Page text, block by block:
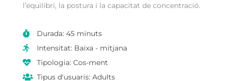
l’equilibri, la postura i la capacitat de concentració.
 Durada: 45 minuts
 Intensitat: Baixa - mitjana
 Tipologia: Cos-ment
 Tipus d'usuaris: Adults